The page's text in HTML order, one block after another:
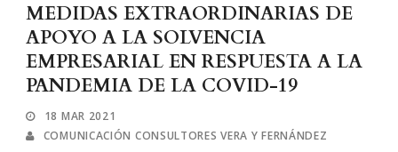
MEDIDAS EXTRAORDINARIAS DE
APOYO A LA SOLVENCIA
EMPRESARIAL EN RESPUESTA A LA
PANDEMIA DE LA COVID-19
18 MAR 2021
COMUNICACIÓN CONSULTORES VERA Y FERNÁNDEZ